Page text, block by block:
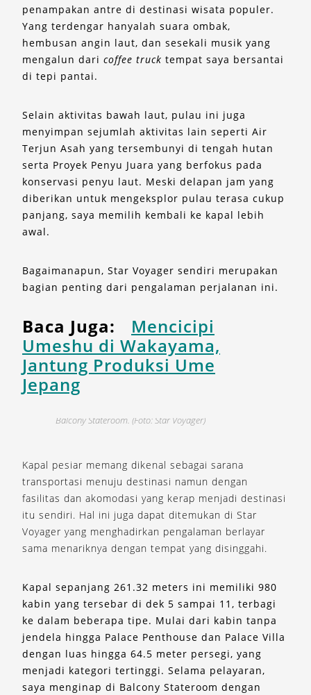
penampakan antre di destinasi wisata populer.
Yang terdengar hanyalah suara ombak,
hembusan angin laut, dan sesekali musik yang
mengalun dari coffee truck tempat saya bersantai
di tepi pantai.
Selain aktivitas bawah laut, pulau ini juga
menyimpan sejumlah aktivitas lain seperti Air
Terjun Asah yang tersembunyi di tengah hutan
serta Proyek Penyu Juara yang berfokus pada
konservasi penyu laut. Meski delapan jam yang
diberikan untuk mengeksplor pulau terasa cukup
panjang, saya memilih kembali ke kapal lebih
awal.
Bagaimanapun, Star Voyager sendiri merupakan
bagian penting dari pengalaman perjalanan ini.
Baca Juga:
Mencicipi
Umeshu di Wakayama,
Jantung Produksi Ume
Jepang
Balcony Stateroom. (Foto: Star Voyager)
Kapal pesiar memang dikenal sebagai sarana
transportasi menuju destinasi namun dengan
fasilitas dan akomodasi yang kerap menjadi destinasi
itu sendiri. Hal ini juga dapat ditemukan di Star
Voyager yang menghadirkan pengalaman berlayar
sama menariknya dengan tempat yang disinggahi.
Kapal sepanjang 261.32 meters ini memiliki 980
kabin yang tersebar di dek 5 sampai 11, terbagi
ke dalam beberapa tipe. Mulai dari kabin tanpa
jendela hingga Palace Penthouse dan Palace Villa
dengan luas hingga 64.5 meter persegi, yang
menjadi kategori tertinggi. Selama pelayaran,
saya menginap di Balcony Stateroom dengan